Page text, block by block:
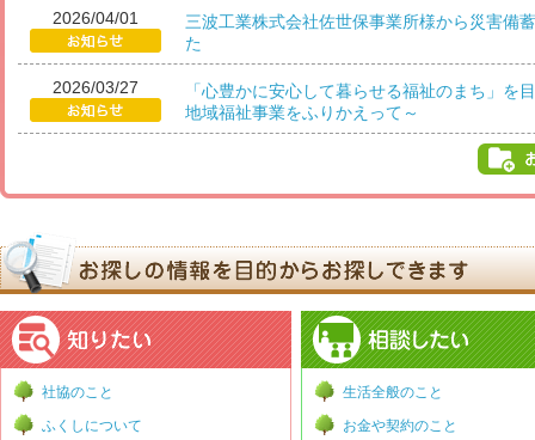
2026/04/01
三波工業株式会社佐世保事業所様から災害備
た
2026/03/27
「心豊かに安心して暮らせる福祉のまち」を
地域福祉事業をふりかえって～
社協のこと
ふくしについて
生活全般のこと
お金や契約のこと